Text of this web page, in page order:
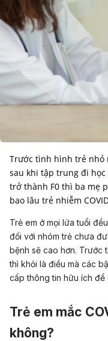
Trước tình hình trẻ nhỏ
sau khi tập trung đi
trở thành F0 thì ba mẹ
bao lâu trẻ nhiễm
Trẻ em ở mọi lứa tuổi
đối với nhóm trẻ chưa
bệnh sẽ cao hơn. Trước
thì khỏi là điều mà các
cấp thông tin hữu ích
Trẻ em mắc
không?